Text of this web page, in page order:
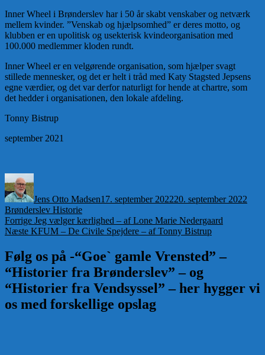
Inner Wheel i Brønderslev har i 50 år skabt venskaber og netværk
mellem kvinder. ”Venskab og hjælpsomhed” er deres motto, og
klubben er en upolitisk og usekterisk kvindeorganisation med
100.000 medlemmer kloden rundt.
Inner Wheel er en velgørende organisation, som hjælper svagt
stillede mennesker, og det er helt i tråd med Katy Stagsted Jepsens
egne værdier, og det var derfor naturligt for hende at chartre, som
det hedder i organisationen, den lokale afdeling.
Tonny Bistrup
september 2021
Jens Otto Madsen17. september 202220. september 2022
Brønderslev Historie
Indlægsnavigation
Forrige Forrige
indlæg:
Jeg vælger kærlighed – af Lone Marie Nedergaard
Næste Næste
KFUM – De Civile Spejdere – af Tonny Bistrup
Følg os på -“Goe` gamle Vrensted” –
“Historier fra Brønderslev” – og
“Historier fra Vendsyssel” – her hygger vi
os med forskellige opslag